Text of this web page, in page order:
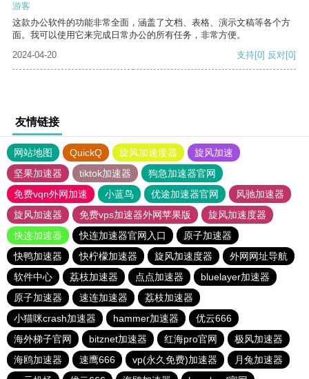
游客
这款办公软件的功能非常全面，涵盖了文档、表格、演示文稿等各个方
面。我可以使用它来完成日常办公的所有任务，非常方便。
2024-04-20
支持[0] 反对[0]
友情链接
网站地图 QuickQ 旋风加速度器
旋风加速
坚果加速器
tiktok加速器
狗急加速器官网
免费vqn外网加速
小蓝鸟 优途加速器官网
风驰加速器
旋风加速器
免费vps加速器外网苹果版
旋风加速度器
快连加速器
快连加速器官网入口
原子加速器
快鸭加速器
快柠檬加速器 旋风加速度器
外网网址导航
软件中心
荔枝加速器 点点加速器
bluelayer加速器
原子加速器
速连加速器
荔枝加速器
小猫咪crash加速器
hammer加速器
优云666
海外梯子官网
bitznet加速器 红海pro官网
极风加速器
海鸥加速器
速鹰666 vp(永久免费)加速器
月兔加速器